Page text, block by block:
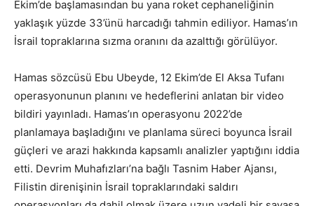
Ekim’de başlamasından bu yana roket cephaneliğinin
yaklaşık yüzde 33’ünü harcadığı tahmin ediliyor. Hamas’ın
İsrail topraklarına sızma oranını da azalttığı görülüyor.
Hamas sözcüsü Ebu Ubeyde, 12 Ekim’de El Aksa Tufanı
operasyonunun planını ve hedeflerini anlatan bir video
bildiri yayınladı. Hamas’ın operasyonu 2022’de
planlamaya başladığını ve planlama süreci boyunca İsrail
güçleri ve arazi hakkında kapsamlı analizler yaptığını iddia
etti. Devrim Muhafızları’na bağlı Tasnim Haber Ajansı,
Filistin direnişinin İsrail topraklarındaki saldırı